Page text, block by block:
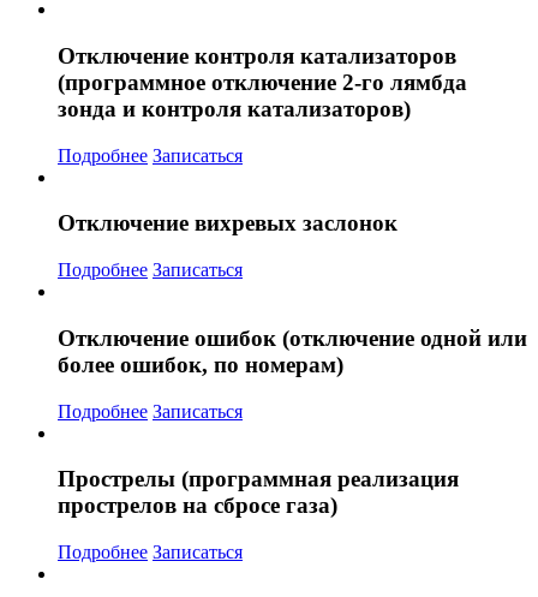
Отключение контроля катализаторов
(программное отключение 2-го лямбда
зонда и контроля катализаторов)
Подробнее Записаться
Отключение вихревых заслонок
Подробнее Записаться
Отключение ошибок (отключение одной или
более ошибок, по номерам)
Подробнее Записаться
Прострелы (программная реализация
прострелов на сбросе газа)
Подробнее Записаться